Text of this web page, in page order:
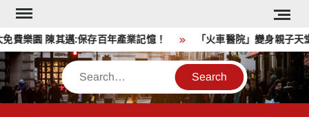
Skip
content
其邁:保存百年產業記憶！ 「火車醫院」變身親子天堂！高雄
Search